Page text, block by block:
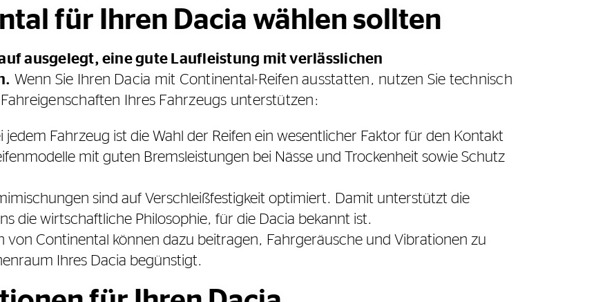
für Ihren Dacia wählen sollten
ausgelegt, eine gute Laufleistung mit verlässlichen
Wenn Sie Ihren Dacia mit Continental-Reifen ausstatten, nutzen Sie technisch
Ihres Fahrzeugs unterstützen:
jedem Fahrzeug ist die Wahl der Reifen ein wesentlicher Faktor für den Kontakt
mit guten Bremsleistungen bei Nässe und Trockenheit sowie Schutz
sind auf Verschleißfestigkeit optimiert. Damit unterstützt die
die wirtschaftliche Philosophie, für die Dacia bekannt ist.
von Continental können dazu beitragen, Fahrgeräusche und Vibrationen zu
Ihres Dacia begünstigt.